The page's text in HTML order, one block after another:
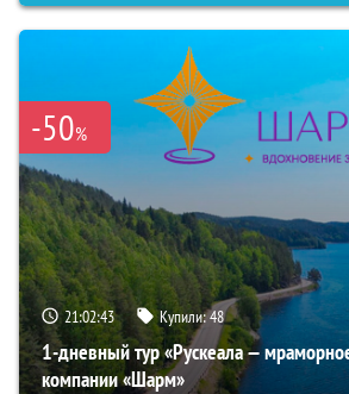
-50%
21:02:42 Купили:48
1-дневный тур «Рускеала —
компании «Шарм»